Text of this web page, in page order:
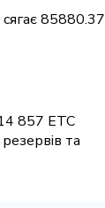
сягає 85880.37
857 ETC
та